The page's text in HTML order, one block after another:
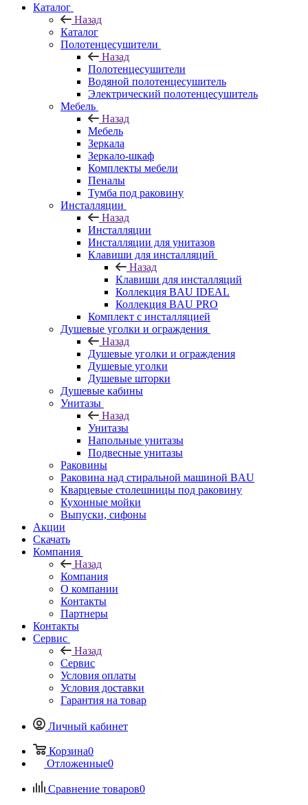
Каталог
Назад
Каталог
Полотенцесушители
Назад
Полотенцесушители
Водяной полотенцесушитель
Электрический полотенцесушитель
Мебель
Назад
Мебель
Зеркала
Зеркало-шкаф
Комплекты мебели
Пеналы
Тумба под раковину
Инсталляции
Назад
Инсталляции
Инсталляции для унитазов
Клавиши для инсталляций
Назад
Клавиши для инсталляций
Коллекция BAU IDEAL
Коллекция BAU PRO
Комплект с инсталляцией
Душевые уголки и ограждения
Назад
Душевые уголки и ограждения
Душевые уголки
Душевые шторки
Душевые кабины
Унитазы
Назад
Унитазы
Напольные унитазы
Подвесные унитазы
Раковины
Раковина над стиральной машиной BAU
Кварцевые столешницы под раковину
Кухонные мойки
Выпуски, сифоны
Акции
Скачать
Компания
Назад
Компания
О компании
Контакты
Партнеры
Контакты
Сервис
Назад
Сервис
Условия оплаты
Условия доставки
Гарантия на товар
Личный кабинет
Корзина0
Отложенные0
Сравнение товаров0